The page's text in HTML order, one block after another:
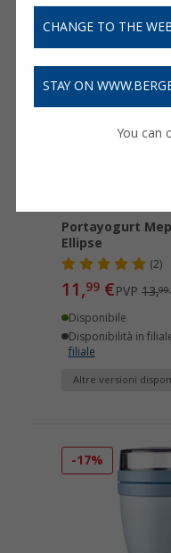
-14%
Portayogurt
Ellipse
(2)
11,99 €PVP13,99
Disponibile
Disponibilità in
filiale
Altre versioni
-17%
CHANGE TO THE
STAY ON
You can